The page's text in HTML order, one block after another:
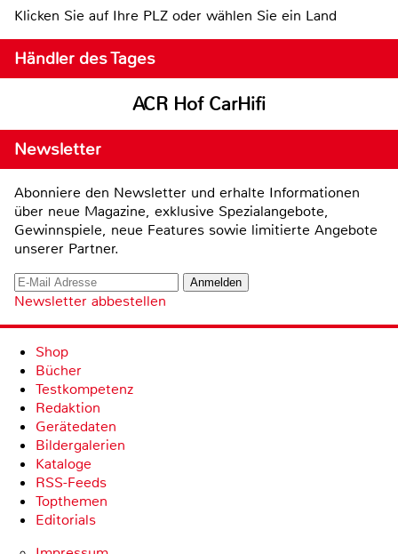
Klicken Sie auf Ihre PLZ oder wählen Sie ein Land
Händler des Tages
ACR Hof CarHifi
Newsletter
Abonniere den Newsletter und erhalte Informationen
über neue Magazine, exklusive Spezialangebote,
Gewinnspiele, neue Features sowie limitierte Angebote
unserer Partner.
Newsletter abbestellen
Shop
Bücher
Testkompetenz
Redaktion
Gerätedaten
Bildergalerien
Kataloge
RSS-Feeds
Topthemen
Editorials